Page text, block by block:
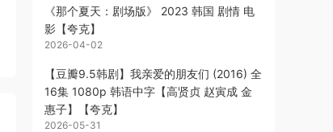
《那个夏天：剧场版》 2023 韩国 剧情 电
影【夸克】
2026-04-02
【豆瓣9.5韩剧】我亲爱的朋友们 (2016) 全
16集 1080p 韩语中字【高贤贞 赵寅成 金
惠子】【夸克】
2026-05-31